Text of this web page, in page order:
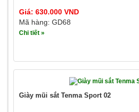
Giá: 630.000 VND
Mã hàng: GD68
Chi tiết »
Giày mũi sắt Tenma Sport 02